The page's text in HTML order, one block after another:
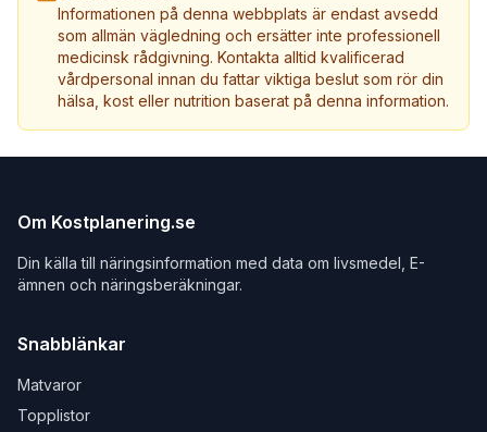
Informationen på denna webbplats är endast avsedd
som allmän vägledning och ersätter inte professionell
medicinsk rådgivning. Kontakta alltid kvalificerad
vårdpersonal innan du fattar viktiga beslut som rör din
hälsa, kost eller nutrition baserat på denna information.
Om Kostplanering.se
Din källa till näringsinformation med data om livsmedel, E-
ämnen och näringsberäkningar.
Snabblänkar
Matvaror
Topplistor